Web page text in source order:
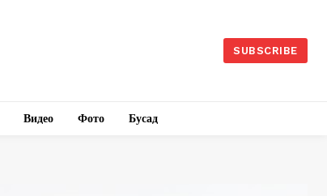
SUBSCRIBE
Видео Фото Бусад